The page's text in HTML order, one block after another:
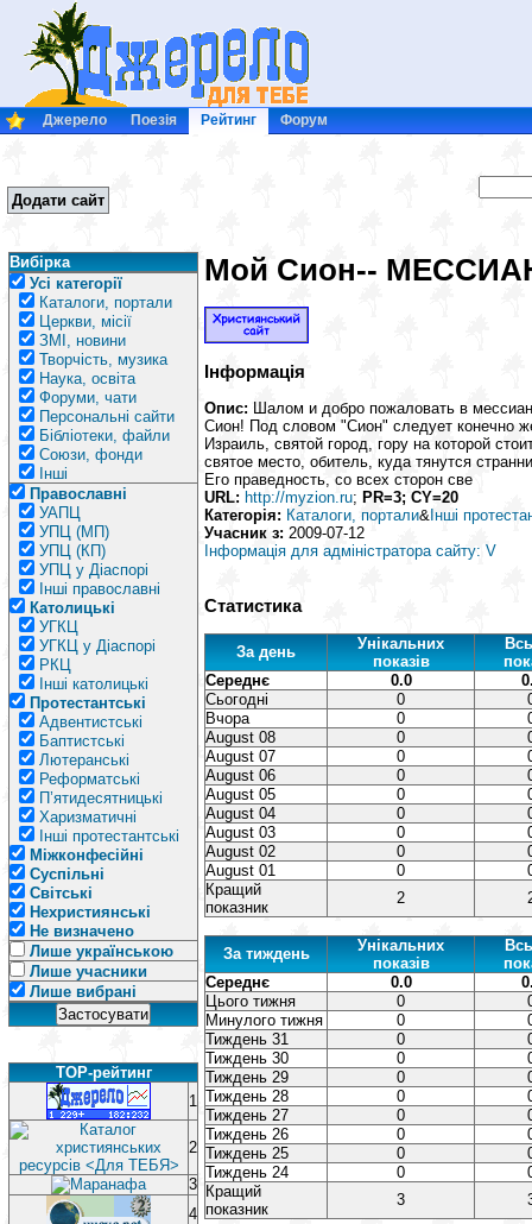
Джерело Поезія Рейтинг Форум
Додати сайт
Вибірка
Усі категорії
Каталоги, портали
Церкви, місії
ЗМІ, новини
Творчість, музика
Наука, освіта
Форуми, чати
Персональні сайти
Бібліотеки, файли
Союзи, фонди
Інші
Православні
УАПЦ
УПЦ (МП)
УПЦ (КП)
УПЦ у Діаспорі
Інші православні
Католицькі
УГКЦ
УГКЦ у Діаспорі
РКЦ
Інші католицькі
Протестантські
Адвентистські
Баптистські
Лютеранські
Реформатські
П’ятидесятницькі
Харизматичні
Інші протестантські
Міжконфесійні
Суспільні
Світські
Нехристиянські
Не визначено
Лише українською
Лише учасники
Лише вибрані
TOP-рейтинг
1
2
3
4
Мой Сион--
Інформація
Опис: Шалом и добро пожаловать в
Сион! Под словом "Сион" следует конечно
Израиль, святой город, гору на которой
святое место, обитель, куда тянутся
Его праведность, со всех сторон све
URL: http://myzion.ru; PR=3; CY=20
Категорія: Каталоги, портали& Інші
Учасник з: 2009-07-12
Інформація для адміністратора сайту: V
Статистика
За день
Унікальних
показів
Середнє
0.0
Сьогодні
0
Вчора
0
August 08
0
August 07
0
August 06
0
August 05
0
August 04
0
August 03
0
August 02
0
August 01
0
Кращий
показник
2
За тиждень
Унікальних
показів
Середнє
0.0
Цього тижня
0
Минулого тижня
0
Тиждень 31
0
Тиждень 30
0
Тиждень 29
0
Тиждень 28
0
Тиждень 27
0
Тиждень 26
0
Тиждень 25
0
Тиждень 24
0
Кращий
показник
3